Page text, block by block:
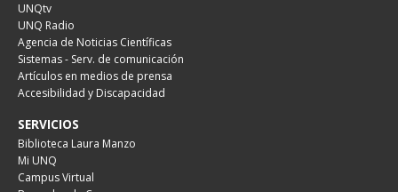
UNQtv
UNQ Radio
Agencia de Noticias Científicas
Sistemas - Serv. de comunicación
Artículos en medios de prensa
Accesibilidad y Discapacidad
SERVICIOS
Biblioteca Laura Manzo
Mi UNQ
Campus Virtual